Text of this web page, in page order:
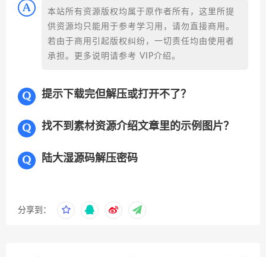
本站所有资源版权均属于原作者所有，这里所提
供资源均只能用于参考学习用，请勿直接商用。
若由于商用引起版权纠纷，一切责任均由使用者
承担。更多说明请参考 VIP介绍。
提示下载完但解压或打开不了？
找不到素材资源介绍文章里的示例图片？
陆大湿源码解压密码
分享到：